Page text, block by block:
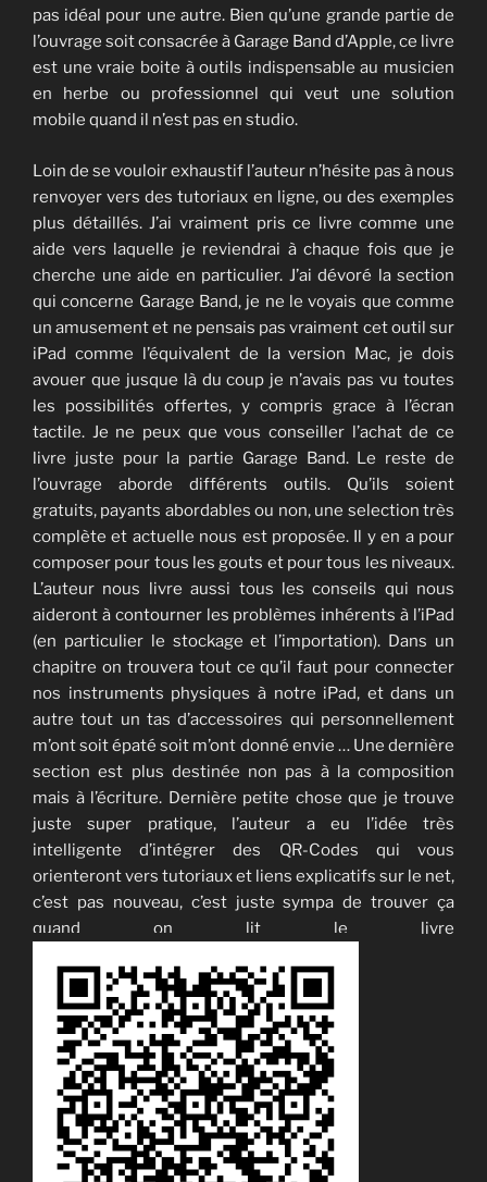
pas idéal pour une autre. Bien qu’une grande partie de
l’ouvrage soit consacrée à Garage Band d’Apple, ce livre
est une vraie boite à outils indispensable au musicien
en herbe ou professionnel qui veut une solution
mobile quand il n’est pas en studio.
Loin de se vouloir exhaustif l’auteur n’hésite pas à nous
renvoyer vers des tutoriaux en ligne, ou des exemples
plus détaillés. J’ai vraiment pris ce livre comme une
aide vers laquelle je reviendrai à chaque fois que je
cherche une aide en particulier. J’ai dévoré la section
qui concerne Garage Band, je ne le voyais que comme
un amusement et ne pensais pas vraiment cet outil sur
iPad comme l’équivalent de la version Mac, je dois
avouer que jusque là du coup je n’avais pas vu toutes
les possibilités offertes, y compris grace à l’écran
tactile. Je ne peux que vous conseiller l’achat de ce
livre juste pour la partie Garage Band. Le reste de
l’ouvrage aborde différents outils. Qu’ils soient
gratuits, payants abordables ou non, une selection très
complète et actuelle nous est proposée. Il y en a pour
composer pour tous les gouts et pour tous les niveaux.
L’auteur nous livre aussi tous les conseils qui nous
aideront à contourner les problèmes inhérents à l’iPad
(en particulier le stockage et l’importation). Dans un
chapitre on trouvera tout ce qu’il faut pour connecter
nos instruments physiques à notre iPad, et dans un
autre tout un tas d’accessoires qui personnellement
m’ont soit épaté soit m’ont donné envie … Une dernière
section est plus destinée non pas à la composition
mais à l’écriture. Dernière petite chose que je trouve
juste super pratique, l’auteur a eu l’idée très
intelligente d’intégrer des QR-Codes qui vous
orienteront vers tutoriaux et liens explicatifs sur le net,
c’est pas nouveau, c’est juste sympa de trouver ça
quand on lit le livre